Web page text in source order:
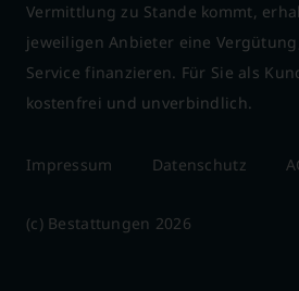
Vermittlung zu Stande kommt,
jeweiligen Anbieter eine
Service finanzieren. Für Sie als
kostenfrei und unverbindlich.
Impressum Datenschutz
(c) Bestattungen 2026